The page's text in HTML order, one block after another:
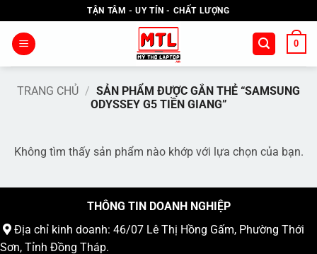
qua
nội
TẬN TÂM - UY TÍN - CHẤT LƯỢNG
0
TRANG CHỦ / SẢN PHẨM ĐƯỢC GẮN THẺ “SAMSUNG
ODYSSEY G5 TIỀN GIANG”
Không tìm thấy sản phẩm nào khớp với lựa chọn của bạn.
THÔNG TIN DOANH NGHIỆP
Địa chỉ kinh doanh: 46/07 Lê Thị Hồng Gấm, Phường Thới
Sơn, Tỉnh Đồng Tháp.